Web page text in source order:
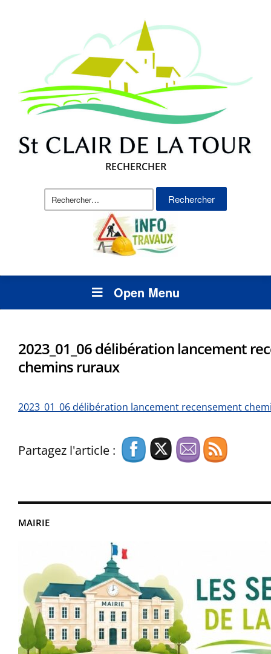
RECHERCHER
Rechercher :
Open Menu
MAIRIE
2023_01_06 délibération lancement
chemins ruraux
2023_01_06 délibération lancement recensement
Partagez l'article :